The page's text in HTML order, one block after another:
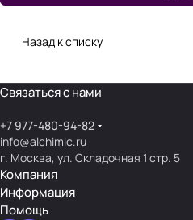
Назад к списку
Связаться с нами
+7 977-480-94-82
info@alchimic.ru
г. Москва, ул. Складочная 1 стр. 5
Компания
Информация
Помощь